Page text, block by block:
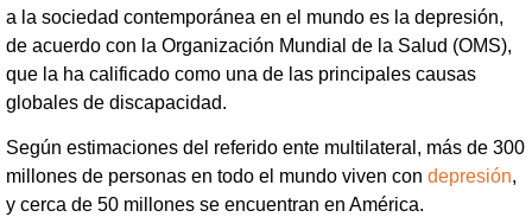
a la sociedad contemporánea en el mundo es la depresión,
de acuerdo con la Organización Mundial de la Salud (OMS),
que la ha calificado como una de las principales causas
globales de discapacidad.
Según estimaciones del referido ente multilateral, más de 300
millones de personas en todo el mundo viven con depresión,
y cerca de 50 millones se encuentran en América.